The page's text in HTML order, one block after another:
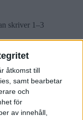
åtkomst till
samt bearbetar
och
för
av innehåll,
skriver 1–3